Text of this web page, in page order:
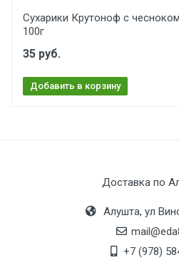
Сухарики Крутоноф с
100г
35 руб.
Добавить в корзину
Доставка по
Алушта, ул
+7 (978)